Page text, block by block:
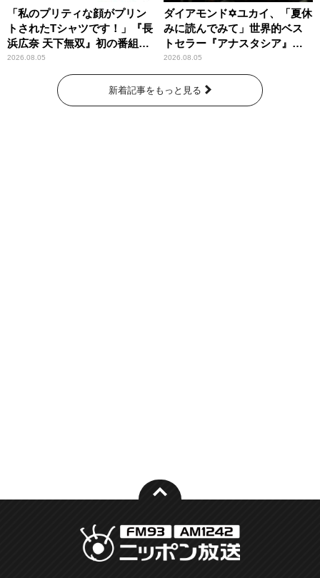
「私のプリティな顔がプリン
トされたTシャツです！」『長
浜広奈 天下無双』初の番組グ
ッズ発売
2026.08.05
ダイアモンド✡ユカイ、「夏休
みに読んでみて」世界的ベス
トセラー『アナスタシア』を
紹介
2026.08.05
新着記事をもっと見る